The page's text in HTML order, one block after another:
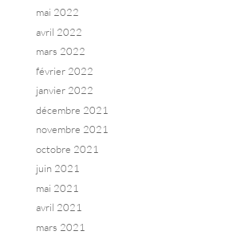
mai 2022
avril 2022
mars 2022
février 2022
janvier 2022
décembre 2021
novembre 2021
octobre 2021
juin 2021
mai 2021
avril 2021
mars 2021